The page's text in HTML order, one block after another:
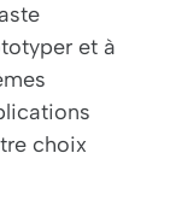
et à
choix